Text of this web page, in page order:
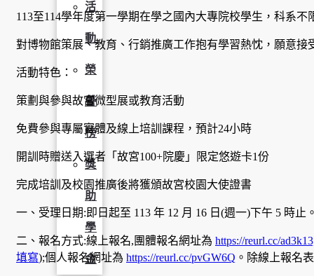
活
動
榮
譽
榜
獎
助
學
金
113至114學年度第一學期在學之國內大專院校學生，科系不
對博物館策展、教育、行銷推廣工作抱有學習熱忱，願意
活動特色：
策劃與參與故宮微型展或教育活動
免費參與專屬實體及線上培訓課程，預計24小時
開訓時贈送入選者「故宮100+院慶」限定悠遊卡1份
完成培訓及校園推廣後將獲頒故宮校園大使證書
一、受理日期:即日起至 113 年 12 月 16 日(週一)下午 5 時止
二、報名方式:線上報名,團體報名網址為 https://reurl.cc/
填寫);個人報名網址為 https://reurl.cc/pvGW6Q 。除線上報名